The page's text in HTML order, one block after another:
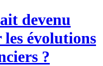
devenu
évolutions
?